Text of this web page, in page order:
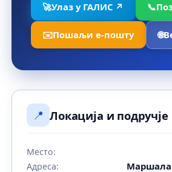
🚀Улаз у ГАЛИС ↗ 📞
✉️Пошаљи е-пошту 🌐
📍 Локација и подручје
Место:
Адреса: Маршала